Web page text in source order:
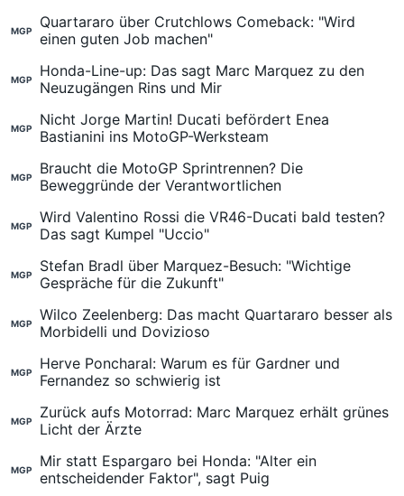
MGP
Quartararo über Crutchlows Comeback: "Wird
einen guten Job machen"
MGP
Honda-Line-up: Das sagt Marc Marquez zu den
Neuzugängen Rins und Mir
MGP
Nicht Jorge Martin! Ducati befördert Enea
Bastianini ins MotoGP-Werksteam
MGP
Braucht die MotoGP Sprintrennen? Die
Beweggründe der Verantwortlichen
MGP
Wird Valentino Rossi die VR46-Ducati bald testen?
Das sagt Kumpel "Uccio"
MGP
Stefan Bradl über Marquez-Besuch: "Wichtige
Gespräche für die Zukunft"
MGP
Wilco Zeelenberg: Das macht Quartararo besser als
Morbidelli und Dovizioso
MGP
Herve Poncharal: Warum es für Gardner und
Fernandez so schwierig ist
MGP
Zurück aufs Motorrad: Marc Marquez erhält grünes
Licht der Ärzte
MGP
Mir statt Espargaro bei Honda: "Alter ein
entscheidender Faktor", sagt Puig